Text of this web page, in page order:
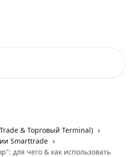
& Торговый Terminal)
Smarttrade
для чего & как использовать